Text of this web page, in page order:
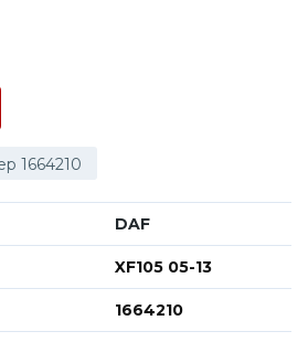
1664210
DAF
XF105 05-13
1664210